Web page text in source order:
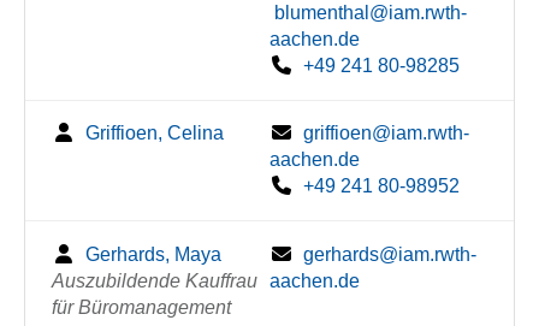
blumenthal@iam.rwth-
aachen.de
+49 241 80-98285
Griffioen, Celina
griffioen@iam.rwth-
aachen.de
+49 241 80-98952
Gerhards, Maya
Auszubildende Kauffrau
für Büromanagement
gerhards@iam.rwth-
aachen.de